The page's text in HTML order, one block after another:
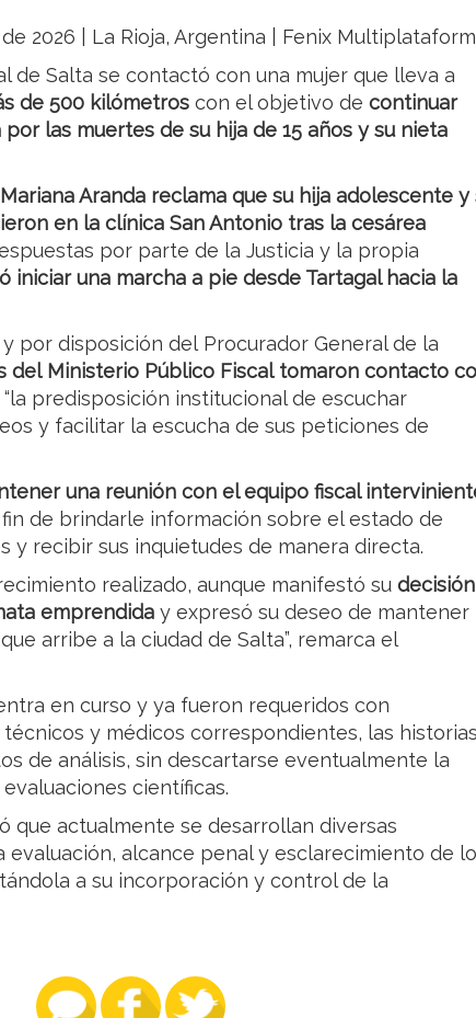
de 2026 | La Rioja, Argentina | Fenix
de Salta se contactó con una mujer que lleva a
de 500 kilómetros con el objetivo de continuar
las muertes de su hija de 15 años y su nieta
Mariana Aranda reclama que su hija adolescente y
en la clínica San Antonio tras la cesárea
por parte de la Justicia y la propia
iniciar una marcha a pie desde Tartagal hacia la
por disposición del Procurador General de la
del Ministerio Público Fiscal tomaron contacto
predisposición institucional de escuchar
y facilitar la escucha de sus peticiones de
una reunión con el equipo fiscal
fin de brindarle información sobre el estado de
y recibir sus inquietudes de manera directa.
realizado, aunque manifestó su decisión
emprendida y expresó su deseo de mantener
arribe a la ciudad de Salta”, remarca el
en curso y ya fueron requeridos con
y médicos correspondientes, las historias
de análisis, sin descartarse eventualmente la
científicas.
que actualmente se desarrollan diversas
evaluación, alcance penal y esclarecimiento de
a su incorporación y control de la